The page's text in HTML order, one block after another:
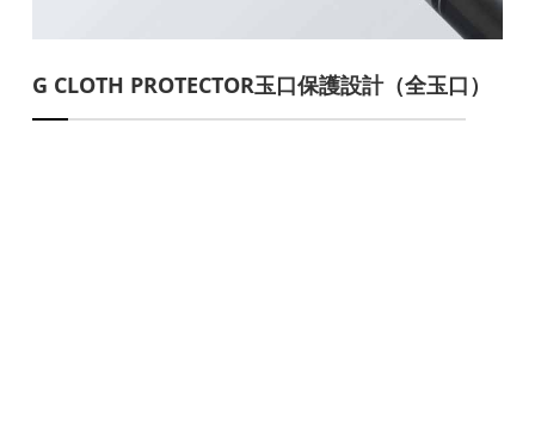
G CLOTH PROTECTOR玉口保護設計（全玉口）